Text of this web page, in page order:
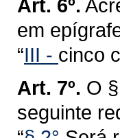
Art. 6º.
em
“III - cinco
Art. 7º. O
seguinte